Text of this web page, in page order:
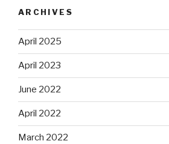
ARCHIVES
April 2025
April 2023
June 2022
April 2022
March 2022